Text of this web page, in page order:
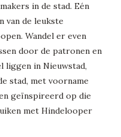
in de stad. Eén
van de leukste
Wandel er even
door de patronen en
liggen in Nieuwstad,
stad, met voorname
geïnspireerd op die
met Hindelooper